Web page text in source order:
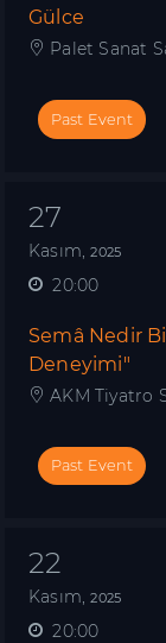
Gülce
Palet Sanat
Past Event
27
Kasım,2025
20:00
Semâ Nedir
Deneyimi"
AKM Tiyatro
Past Event
22
Kasım,2025
20:00